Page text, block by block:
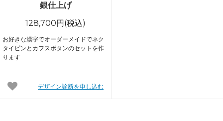
銀仕上げ
128,700円(税込)
お好きな漢字でオーダーメイドでネク
タイピンとカフスボタンのセットを作
ります
デザイン診断を申し込む